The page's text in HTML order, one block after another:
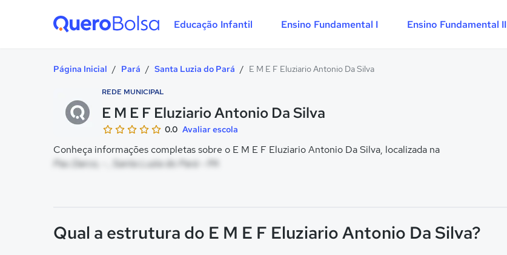
Educação Infantil Ensino Fundamental I Ensino Fundamental II
Página Inicial / Pará / Santa Luzia do Pará / E M E F Eluziario Antonio Da Silva
REDE MUNICIPAL
E M E F Eluziario Antonio Da Silva
0.0 Avaliar escola
Conheça informações completas sobre o E M E F Eluziario Antonio Da Silva, localizada na
Pau Darco, - , Santa Luzia do Pará - PA
Qual a estrutura do E M E F Eluziario Antonio Da Silva?